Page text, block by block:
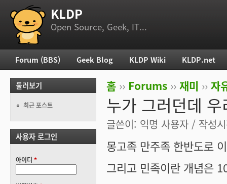
부 메뉴 KLDP
Open Source, Geek, IT...
현재 위치
홈 ›› Forums ›› 재미 ›› 자
누가 그러던데
글쓴이: 익명 사용자 / 작성
몽고족 만주족 한반도로
그리고 민족이란 개념은
주 메뉴
Forum (BBS) Geek Blog KLDP Wiki KLDP.net
둘러보기
최근 포스트
사용자 로그인
아이디 *